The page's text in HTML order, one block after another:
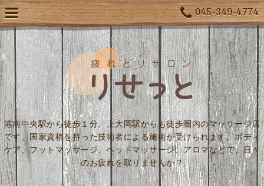
045-349-4774
港南中央駅から徒歩１分、上大岡駅からも徒歩圏内のマッサージ店
です。国家資格を持った技術者による施術が受けられます。ボディ
ケア、フットマッサージ、ヘッドマッサージ、アロマなどで、日々
のお疲れを取りませんか？